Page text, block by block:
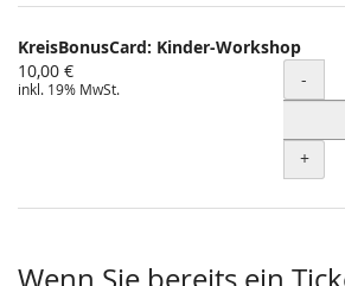
KreisBonusCard: Kinder-Workshop
10,00 €
inkl. 19% MwSt. Menge
-
+